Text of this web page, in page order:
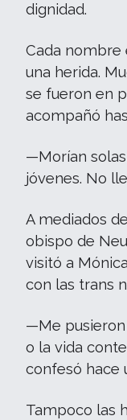
dignidad.
Cada nombre
una herida.
se fueron en
acompañó
—Morían
jóvenes. No
A mediados
obispo de
visitó a
con las trans
—Me pusieron
o la vida
confesó hace
Tampoco las